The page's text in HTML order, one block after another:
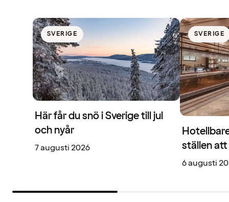
SVERIGE
Här får du snö i Sverige till jul
och nyår
7 augusti 2026
SVERIGE
ställen
6 augusti